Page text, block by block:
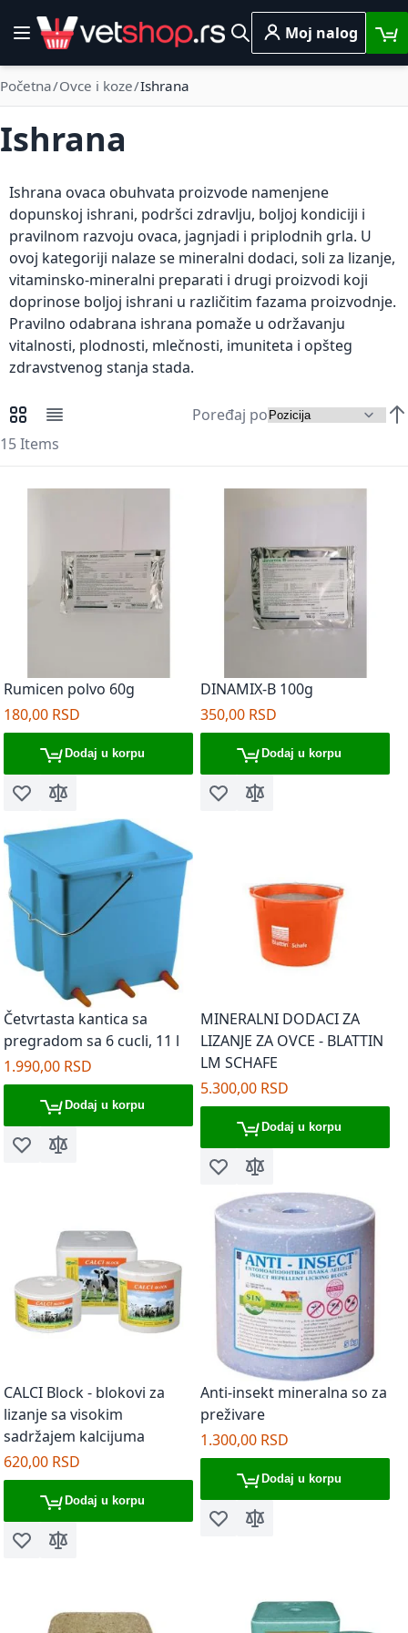
Skip to Content
Toggle Nav
Pretraga
Moj nalog
Početna Ovce i koze Ishrana
Ishrana
Ishrana ovaca obuhvata proizvode namenjene
dopunskoj ishrani, podršci zdravlju, boljoj kondiciji i
pravilnom razvoju ovaca, jagnjadi i priplodnih grla. U
ovoj kategoriji nalaze se mineralni dodaci, soli za lizanje,
vitaminsko-mineralni preparati i drugi proizvodi koji
doprinose boljoj ishrani u različitim fazama proizvodnje.
Pravilno odabrana ishrana pomaže u održavanju
vitalnosti, plodnosti, mlečnosti, imuniteta i opšteg
zdravstvenog stanja stada.
Pregledi kao
Mreža
15Items
Poređaj po
Rumicen polvo 60g
180,00 RSD
Dodaj u korpu
Dodaj u listu želja
Dodaj za poređenje
DINAMIX-B 100g
350,00 RSD
Dodaj u korpu
Dodaj u listu želja
Dodaj za poređenje
Četvrtasta kantica sa
pregradom sa 6 cucli, 11 l
1.990,00 RSD
Dodaj u korpu
Dodaj u listu želja
Dodaj za poređenje
MINERALNI DODACI ZA
LIZANJE ZA OVCE - BLATTIN
LM SCHAFE
5.300,00 RSD
Dodaj u korpu
Dodaj u listu želja
Dodaj za poređenje
CALCI Block - blokovi za
lizanje sa visokim
sadržajem kalcijuma
620,00 RSD
Dodaj u korpu
Dodaj u listu želja
Dodaj za poređenje
Anti-insekt mineralna so za
preživare
1.300,00 RSD
Dodaj u korpu
Dodaj u listu želja
Dodaj za poređenje